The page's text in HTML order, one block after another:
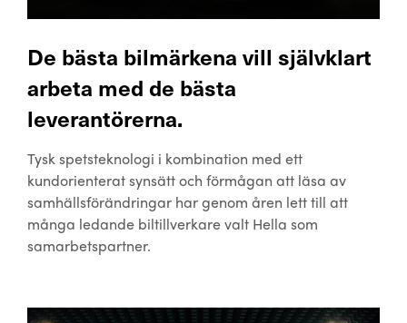
De bästa bilmärkena vill självklart
arbeta med de bästa
leverantörerna.
Tysk spetsteknologi i kombination med ett
kundorienterat synsätt och förmågan att läsa av
samhällsförändringar har genom åren lett till att
många ledande biltillverkare valt Hella som
samarbetspartner.